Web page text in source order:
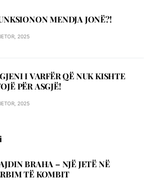
MENDJA JONË?!
2025
I VARFËR QË NUK KISHTE
PËR ASGJË!
2025
BRAHA – NJЁ JETЁ NЁ
TЁ KOMBIT